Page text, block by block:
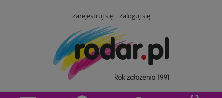
Zarejestruj się Zaloguj się